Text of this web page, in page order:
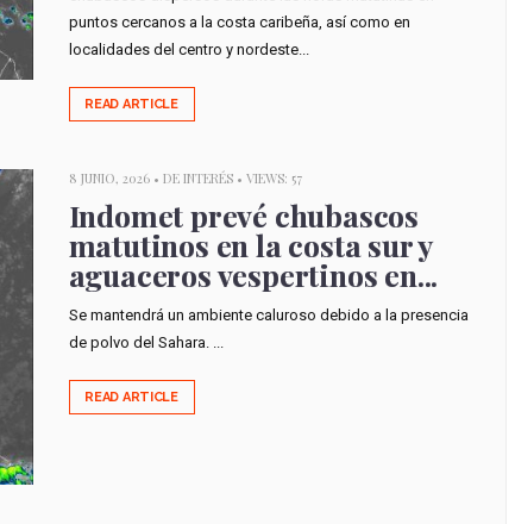
puntos cercanos a la costa caribeña, así como en
localidades del centro y nordeste...
READ ARTICLE
8 JUNIO, 2026 • DE INTERÉS• VIEWS: 57
Indomet prevé chubascos
matutinos en la costa sur y
aguaceros vespertinos en...
Se mantendrá un ambiente caluroso debido a la presencia
de polvo del Sahara. ...
READ ARTICLE